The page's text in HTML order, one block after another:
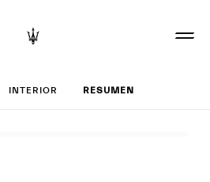
tu
INTERIOR RESUMEN